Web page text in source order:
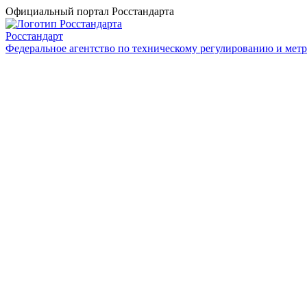
Официальный портал Росстандарта
Росстандарт
Федеральное агентство по техническому регулированию и